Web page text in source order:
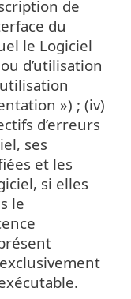
de
du
le Logiciel
d’utilisation
») ; (iv)
d’erreurs
ses
et les
si elles
le